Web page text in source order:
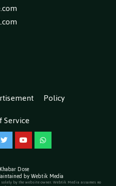
Policy
TwitterYouTubeWhatsApp
Khabar Dose
by Webtik Media
by the website owner. Webtik Media assumes no